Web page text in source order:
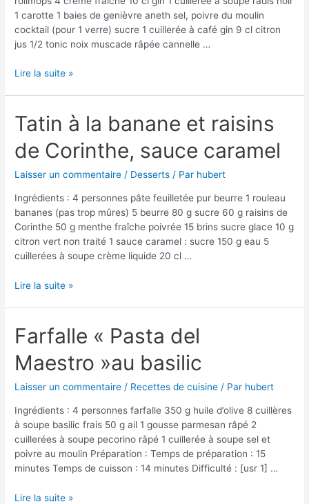
1 carotte 1 baies de genièvre aneth sel, poivre du moulin
cocktail (pour 1 verre) sucre 1 cuillerée à café gin 9 cl citron
jus 1/2 tonic noix muscade râpée cannelle …
Toasts
gin
fizz
aux
épices
Lire la suite »
Tatin à la banane et raisins
de Corinthe, sauce caramel
Laisser un commentaire / Desserts / Par hubert
Ingrédients : 4 personnes pâte feuilletée pur beurre 1 rouleau
bananes (pas trop mûres) 5 beurre 80 g sucre 60 g raisins de
Corinthe 50 g menthe fraîche poivrée 15 brins sucre glace 10 g
citron vert non traité 1 sauce caramel : sucre 150 g eau 5
cuillerées à soupe crème liquide 20 cl …
Tatin
banane
et
raisins
de
Corinthe,
caramel
Lire la suite »
Farfalle « Pasta del
Maestro »au basilic
Laisser un commentaire / Recettes de cuisine / Par hubert
Ingrédients : 4 personnes farfalle 350 g huile d’olive 8 cuillères
à soupe basilic frais 50 g ail 1 gousse parmesan râpé 2
cuillerées à soupe pecorino râpé 1 cuillerée à soupe sel et
poivre au moulin Préparation : Temps de préparation : 15
minutes Temps de cuisson : 14 minutes Difficulté : [usr 1] …
Farfalle
Lire la suite »